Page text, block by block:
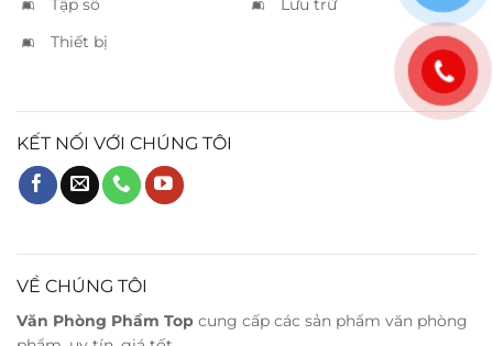
Thiết bị
KẾT NỐI VỚI CHÚNG TÔI
VỀ CHÚNG TÔI
Văn Phòng Phẩm Top cung cấp các sản phẩm văn phòng